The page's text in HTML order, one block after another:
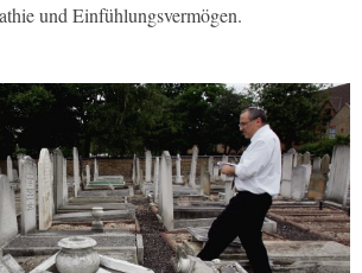
und Einfühlungsvermögen.